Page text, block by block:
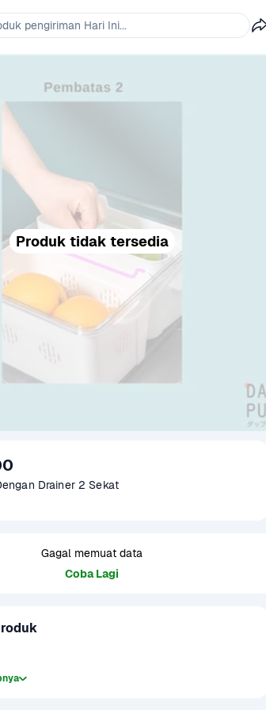
Produk tidak tersedia
Drainer 2 Sekat
Gagal memuat data
Coba Lagi
pengiriman Hari Ini...